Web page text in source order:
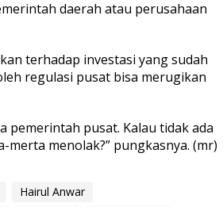
daerah atau perusahaan
terhadap investasi yang sudah
regulasi pusat bisa merugikan
pemerintah pusat. Kalau tidak ada
merta menolak?” pungkasnya. (mr)
Hairul Anwar